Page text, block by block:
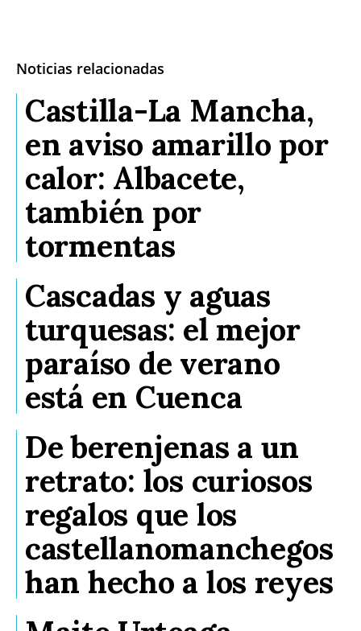
Noticias relacionadas
Castilla-La Mancha,
en aviso amarillo por
calor: Albacete,
también por
tormentas
Cascadas y aguas
turquesas: el mejor
paraíso de verano
está en Cuenca
De berenjenas a un
retrato: los curiosos
regalos que los
castellanomanchegos
han hecho a los reyes